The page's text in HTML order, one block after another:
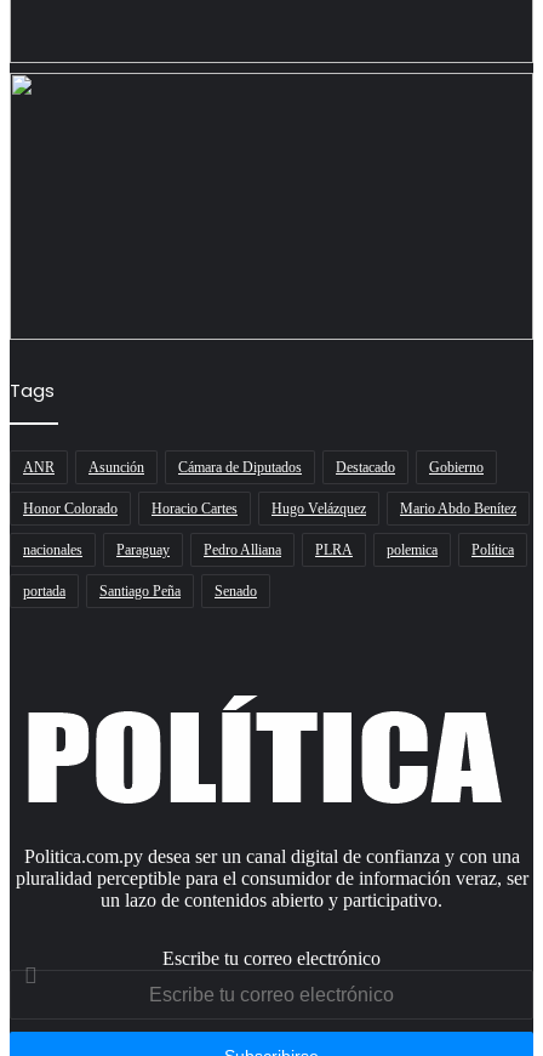
Tags
ANR Asunción Cámara de Diputados Destacado Gobierno
Honor Colorado Horacio Cartes Hugo Velázquez Mario Abdo Benítez
nacionales Paraguay Pedro Alliana PLRA polemica Política
portada Santiago Peña Senado
Politica.com.py desea ser un canal digital de confianza y con una
pluralidad perceptible para el consumidor de información veraz, ser
un lazo de contenidos abierto y participativo.
Escribe tu correo electrónico